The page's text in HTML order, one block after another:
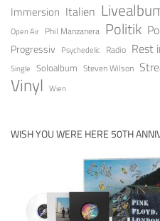
Immersion Italien
Open Air Phil Manzanera Politik
Progressiv Psychedelic Radio Rest
Single Soloalbum Steven Wilson
Vinyl Wien
WISH YOU WERE HERE 50TH